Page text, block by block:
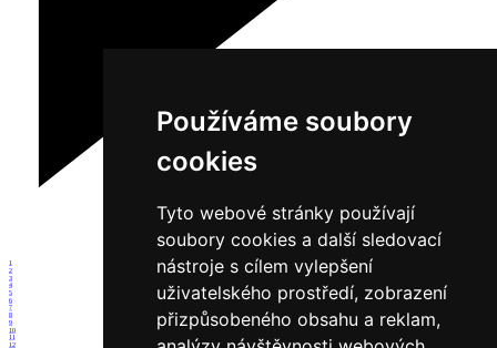
Používáme soubory
cookies
Tyto webové stránky používají
soubory cookies a další sledovací
nástroje s cílem vylepšení
uživatelského prostředí, zobrazení
přizpůsobeného obsahu a reklam,
1
2
3
4
5
6
7
8
9
10
11
12